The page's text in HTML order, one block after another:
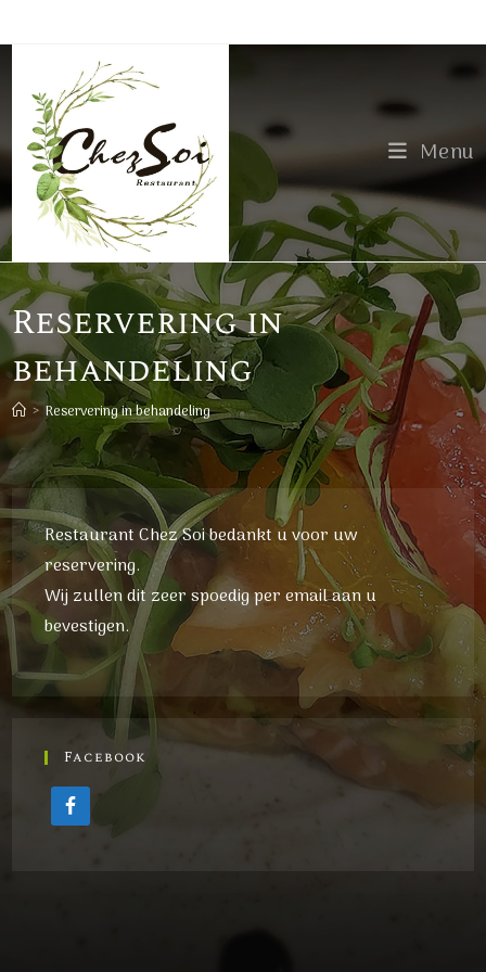
naar
inhoud
Menu
Reservering in
behandeling
> Reservering in behandeling
Restaurant Chez Soi bedankt u voor uw
reservering.
Wij zullen dit zeer spoedig per email aan u
bevestigen.
Facebook